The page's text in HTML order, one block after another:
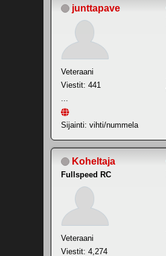
junttapave
Veteraani
Viestit: 441
Sijainti: vihti/nummela
Koheltaja
Fullspeed RC
Veteraani
Viestit: 4,274